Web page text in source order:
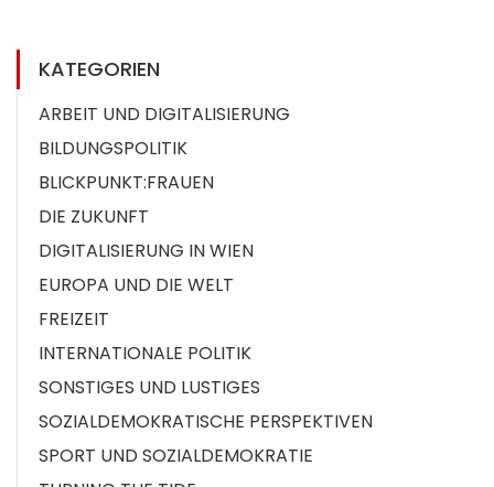
KATEGORIEN
ARBEIT UND DIGITALISIERUNG
BILDUNGSPOLITIK
BLICKPUNKT:FRAUEN
DIE ZUKUNFT
DIGITALISIERUNG IN WIEN
EUROPA UND DIE WELT
FREIZEIT
INTERNATIONALE POLITIK
SONSTIGES UND LUSTIGES
SOZIALDEMOKRATISCHE PERSPEKTIVEN
SPORT UND SOZIALDEMOKRATIE